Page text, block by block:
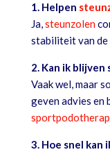
1. Helpen
Ja,steunzolen
stabiliteit van de
2. Kan ik
Vaak wel, maar
geven advies en
3. Hoe snel kan